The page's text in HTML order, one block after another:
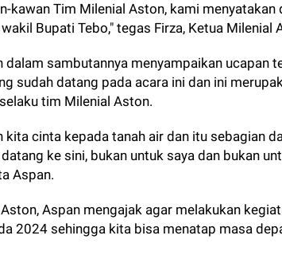
kawan Tim Milenial Aston, kami
Bupati Tebo," tegas Firza, Ketua Milenial
dalam sambutannya menyampaikan ucapan
sudah datang pada acara ini dan ini
tim Milenial Aston.
kita cinta kepada tanah air dan itu sebagian
ke sini, bukan untuk saya dan bukan
Aspan.
Aspan mengajak agar melakukan
2024 sehingga kita bisa menatap masa